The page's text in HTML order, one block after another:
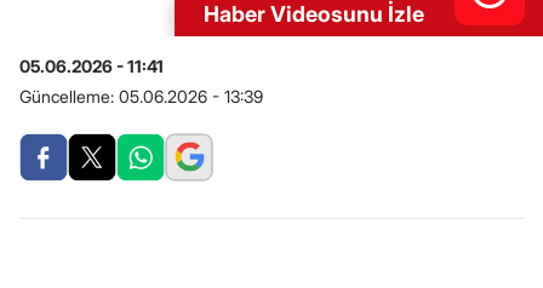
Haber Videosunu İzle
05.06.2026 - 11:41
Güncelleme: 05.06.2026 - 13:39